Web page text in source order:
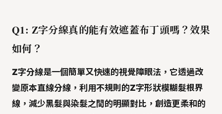
Q1: Z字分線真的能有效遮蓋布丁頭嗎？效果
如何？
Z字分線是一個簡單又快速的視覺障眼法，它透過改
變原本直線分線，利用不規則的Z字形狀模糊髮根界
線，減少黑髮與染髮之間的明顯對比，創造更柔和的